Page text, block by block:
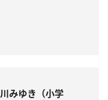
みゆき（小学